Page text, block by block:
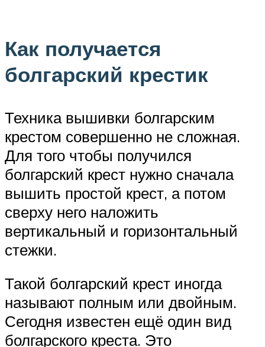
Как получается
болгарский крестик
Техника вышивки болгарским
крестом совершенно не сложная.
Для того чтобы получился
болгарский крест нужно сначала
вышить простой крест, а потом
сверху него наложить
вертикальный и горизонтальный
стежки.
Такой болгарский крест иногда
называют полным или двойным.
Сегодня известен ещё один вид
болгарского креста. Это